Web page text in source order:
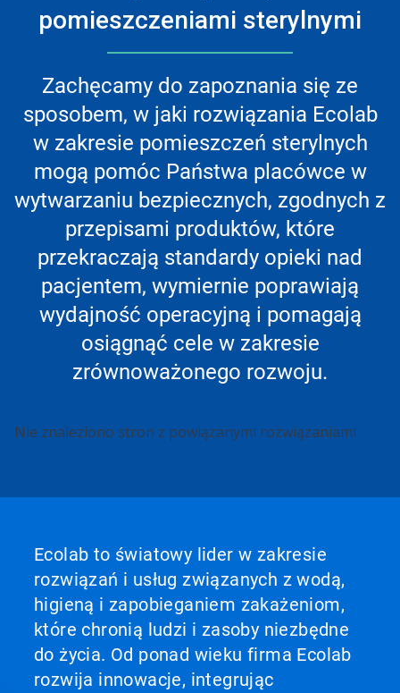
pomieszczeniami sterylnymi
Zachęcamy do zapoznania się ze
sposobem, w jaki rozwiązania Ecolab
w zakresie pomieszczeń sterylnych
mogą pomóc Państwa placówce w
wytwarzaniu bezpiecznych, zgodnych z
przepisami produktów, które
przekraczają standardy opieki nad
pacjentem, wymiernie poprawiają
wydajność operacyjną i pomagają
osiągnąć cele w zakresie
zrównoważonego rozwoju.
To
Następny
nawigacji
przejdź
slajdu
kropek
Nie znaleziono stron z powiązanymi rozwiązaniami
Ecolab to światowy lider w zakresie
rozwiązań i usług związanych z wodą,
higieną i zapobieganiem zakażeniom,
które chronią ludzi i zasoby niezbędne
do życia. Od ponad wieku firma Ecolab
rozwija innowacje, integrując